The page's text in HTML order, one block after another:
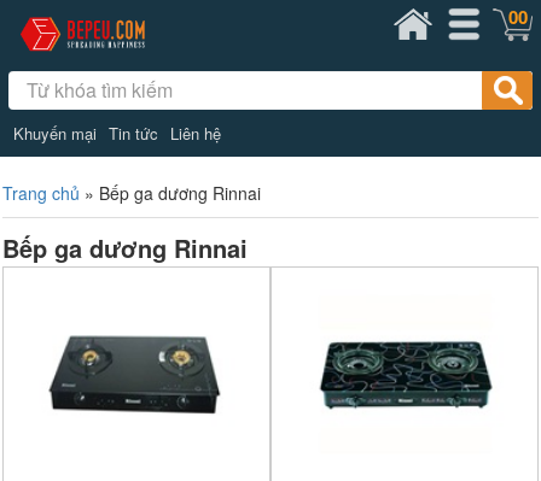
Khuyến mại Tin tức Liên hệ
00
Trang chủ » Bếp ga dương Rinnai
Bếp ga dương Rinnai